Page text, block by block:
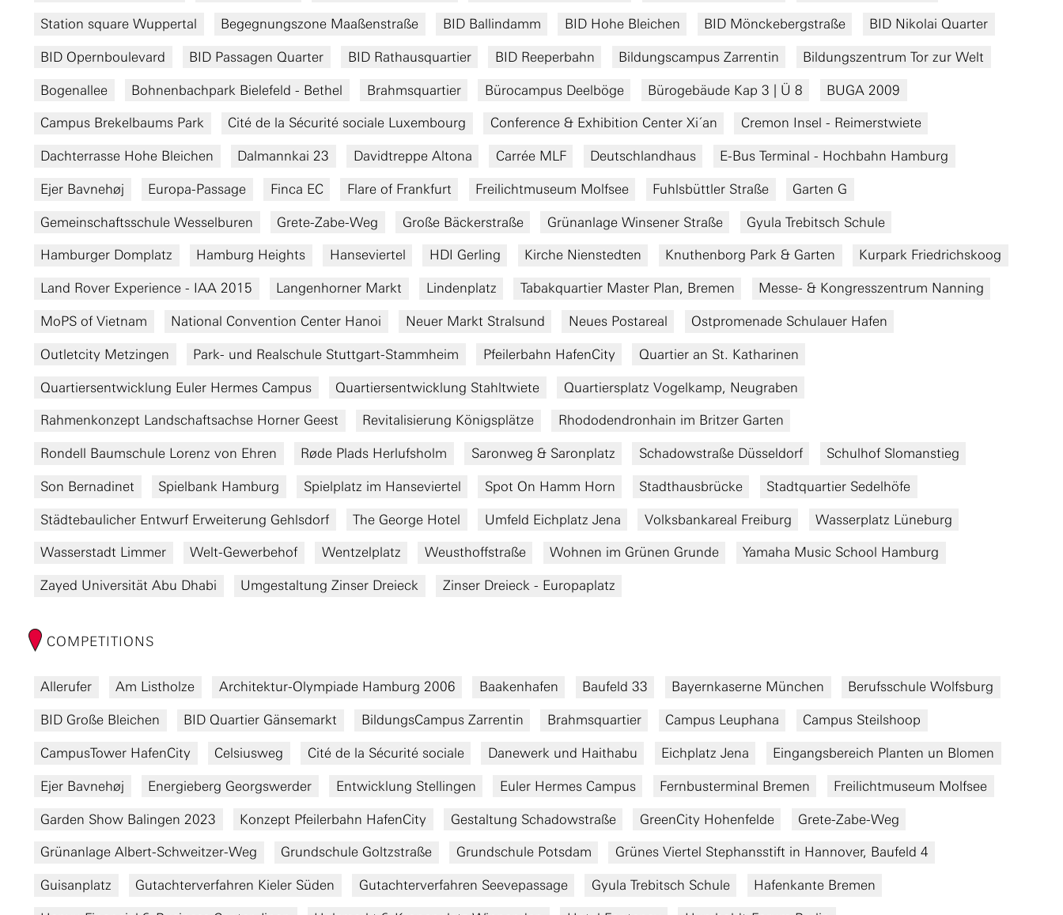
Station square Wuppertal Begegnungszone Maaßenstraße BID Ballindamm BID Hohe Bleichen BID Mönckebergstraße BID Nikolai Quarter
BID Opernboulevard BID Passagen Quarter BID Rathausquartier BID Reeperbahn Bildungscampus Zarrentin Bildungszentrum Tor zur Welt
Bogenallee Bohnenbachpark Bielefeld - Bethel Brahmsquartier Bürocampus Deelböge Bürogebäude Kap 3 | Ü 8 BUGA 2009
Campus Brekelbaums Park Cité de la Sécurité sociale Luxembourg Conference & Exhibition Center Xi´an Cremon Insel - Reimerstwiete
Dachterrasse Hohe Bleichen Dalmannkai 23 Davidtreppe Altona Carrée MLF Deutschlandhaus E-Bus Terminal - Hochbahn Hamburg
Ejer Bavnehøj Europa-Passage Finca EC Flare of Frankfurt Freilichtmuseum Molfsee Fuhlsbüttler Straße Garten G
Gemeinschaftsschule Wesselburen Grete-Zabe-Weg Große Bäckerstraße Grünanlage Winsener Straße Gyula Trebitsch Schule
Hamburger Domplatz Hamburg Heights Hanseviertel HDI Gerling Kirche Nienstedten Knuthenborg Park & Garten Kurpark Friedrichskoog
Land Rover Experience - IAA 2015 Langenhorner Markt Lindenplatz Tabakquartier Master Plan, Bremen Messe- & Kongresszentrum Nanning
MoPS of Vietnam National Convention Center Hanoi Neuer Markt Stralsund Neues Postareal Ostpromenade Schulauer Hafen
Outletcity Metzingen Park- und Realschule Stuttgart-Stammheim Pfeilerbahn HafenCity Quartier an St. Katharinen
Quartiersentwicklung Euler Hermes Campus Quartiersentwicklung Stahltwiete Quartiersplatz Vogelkamp, Neugraben
Rahmenkonzept Landschaftsachse Horner Geest Revitalisierung Königsplätze Rhododendronhain im Britzer Garten
Rondell Baumschule Lorenz von Ehren Røde Plads Herlufsholm Saronweg & Saronplatz Schadowstraße Düsseldorf Schulhof Slomanstieg
Son Bernadinet Spielbank Hamburg Spielplatz im Hanseviertel Spot On Hamm Horn Stadthausbrücke Stadtquartier Sedelhöfe
Städtebaulicher Entwurf Erweiterung Gehlsdorf The George Hotel Umfeld Eichplatz Jena Volksbankareal Freiburg Wasserplatz Lüneburg
Wasserstadt Limmer Welt-Gewerbehof Wentzelplatz Weusthoffstraße Wohnen im Grünen Grunde Yamaha Music School Hamburg
Zayed Universität Abu Dhabi Umgestaltung Zinser Dreieck Zinser Dreieck - Europaplatz
COMPETITIONS
Allerufer Am Listholze Architektur-Olympiade Hamburg 2006 Baakenhafen Baufeld 33 Bayernkaserne München Berufsschule Wolfsburg
BID Große Bleichen BID Quartier Gänsemarkt BildungsCampus Zarrentin Brahmsquartier Campus Leuphana Campus Steilshoop
CampusTower HafenCity Celsiusweg Cité de la Sécurité sociale Danewerk und Haithabu Eichplatz Jena Eingangsbereich Planten un Blomen
Ejer Bavnehøj Energieberg Georgswerder Entwicklung Stellingen Euler Hermes Campus Fernbusterminal Bremen Freilichtmuseum Molfsee
Garden Show Balingen 2023 Konzept Pfeilerbahn HafenCity Gestaltung Schadowstraße GreenCity Hohenfelde Grete-Zabe-Weg
Grünanlage Albert-Schweitzer-Weg Grundschule Goltzstraße Grundschule Potsdam Grünes Viertel Stephansstift in Hannover, Baufeld 4
Guisanplatz Gutachterverfahren Kieler Süden Gutachterverfahren Seevepassage Gyula Trebitsch Schule Hafenkante Bremen